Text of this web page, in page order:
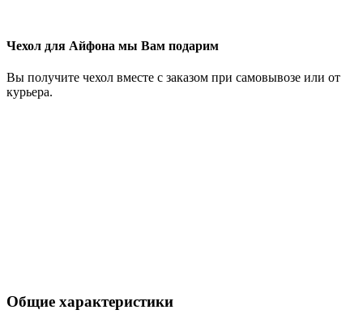
Чехол для Айфона мы Вам подарим
Вы получите чехол вместе с заказом при самовывозе или от
курьера.
Общие характеристики